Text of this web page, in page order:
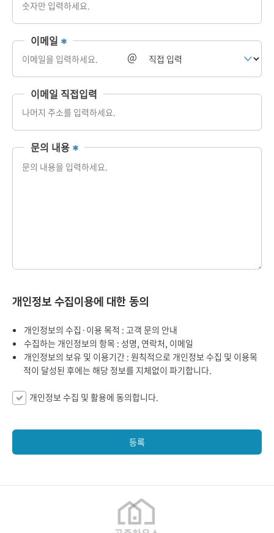
이메일
@
이메일 직접입력
문의 내용
개인정보 수집이용에 대한 동의
개인정보의 수집·이용 목적 : 고객 문의 안내
수집하는 개인정보의 항목 : 성명, 연락처, 이메일
개인정보의 보유 및 이용기간 : 원칙적으로 개인정보 수집 및 이용목
적이 달성된 후에는 해당 정보를 지체없이 파기합니다.
개인정보 수집 및 활용에 동의합니다.
등록